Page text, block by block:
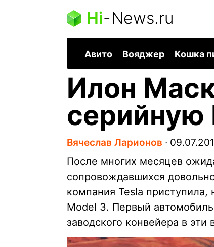
Hi-News.ru
Авито Вояджер Кошка
Илон
серийную
Вячеслав Ларионов ∙
После многих месяцев
сопровождавшихся
компания Tesla
Model 3. Первый
заводского конвейера в эти